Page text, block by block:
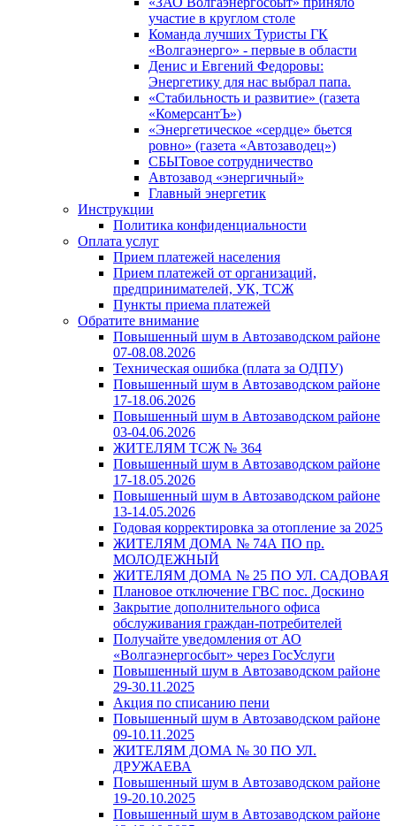
участие в круглом столе
Команда лучших Туристы ГК
«Волгаэнерго» - первые в области
Денис и Евгений Федоровы:
Энергетику для нас выбрал папа.
«Стабильность и развитие» (газета
«КомерсантЪ»)
«Энергетическое «сердце» бьется
ровно» (газета «Автозаводец»)
СБЫТовое сотрудничество
Автозавод «энергичный»
Главный энергетик
Инструкции
Политика конфиденциальности
Оплата услуг
Прием платежей населения
Прием платежей от организаций,
предпринимателей, УК, ТСЖ
Пункты приема платежей
Обратите внимание
Повышенный шум в Автозаводском районе
07-08.08.2026
Техническая ошибка (плата за ОДПУ)
Повышенный шум в Автозаводском районе
17-18.06.2026
Повышенный шум в Автозаводском районе
03-04.06.2026
ЖИТЕЛЯМ ТСЖ № 364
Повышенный шум в Автозаводском районе
17-18.05.2026
Повышенный шум в Автозаводском районе
13-14.05.2026
Годовая корректировка за отопление за 2025
ЖИТЕЛЯМ ДОМА № 74А ПО пр.
МОЛОДЕЖНЫЙ
ЖИТЕЛЯМ ДОМА № 25 ПО УЛ. САДОВАЯ
Плановое отключение ГВС пос. Доскино
Закрытие дополнительного офиса
обслуживания граждан-потребителей
Получайте уведомления от АО
«Волгаэнергосбыт» через ГосУслуги
Повышенный шум в Автозаводском районе
29-30.11.2025
Акция по списанию пени
Повышенный шум в Автозаводском районе
09-10.11.2025
ЖИТЕЛЯМ ДОМА № 30 ПО УЛ.
ДРУЖАЕВА
Повышенный шум в Автозаводском районе
19-20.10.2025
Повышенный шум в Автозаводском районе